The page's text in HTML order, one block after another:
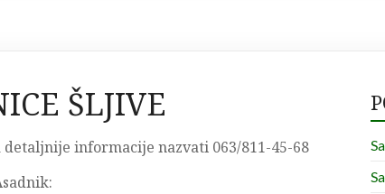
ŠLJIVE
detaljnije informacije nazvati 063/811-45-68